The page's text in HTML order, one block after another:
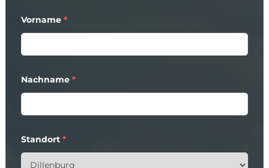
Vorname *
Nachname *
Standort *